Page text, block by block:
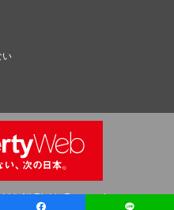
い
All Rights Reserved.